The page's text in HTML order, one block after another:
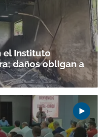
el Instituto
daños obligan a